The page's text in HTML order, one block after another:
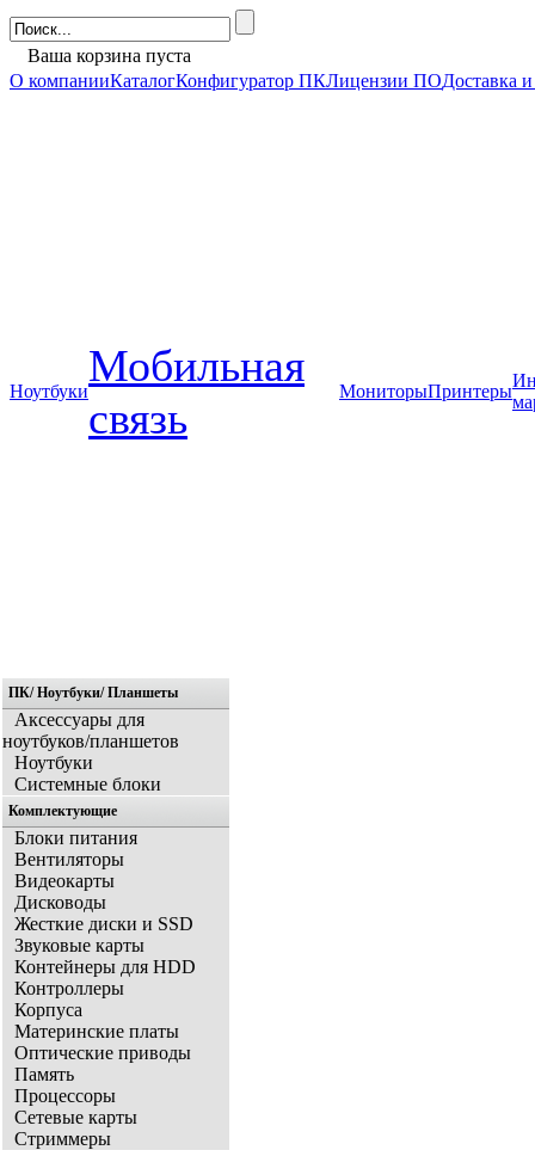
Ваша корзина пуста
О компанииКаталогКонфигуратор ПКЛицензии ПОДоставка
Ноутбуки
Мобильная
связь
МониторыПринтеры
Главная
ПК/ Ноутбуки/ Планшеты
Аксессуары для
ноутбуков/планшетов
Ноутбуки
Системные блоки
Комплектующие
Блоки питания
Вентиляторы
Видеокарты
Дисководы
Жесткие диски и SSD
Звуковые карты
Контейнеры для HDD
Контроллеры
Корпуса
Материнские платы
Оптические приводы
Память
Процессоры
Сетевые карты
Стриммеры